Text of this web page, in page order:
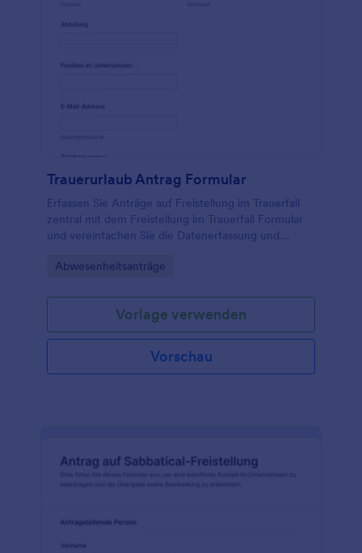
Trauerurlaub Antrag Formular
Erfassen Sie Anträge auf Freistellung im Trauerfall
zentral mit dem Freistellung im Trauerfall Formular
und vereinfachen Sie die Datenerfassung und
Personalabteilungen mit Jotform.
Go to Category:
Abwesenheitsanträge
Vorlage verwenden
Vorschau